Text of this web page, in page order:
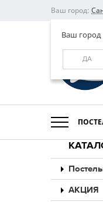
Ваш город:
Ваш город
ДА
АКЦИЯ